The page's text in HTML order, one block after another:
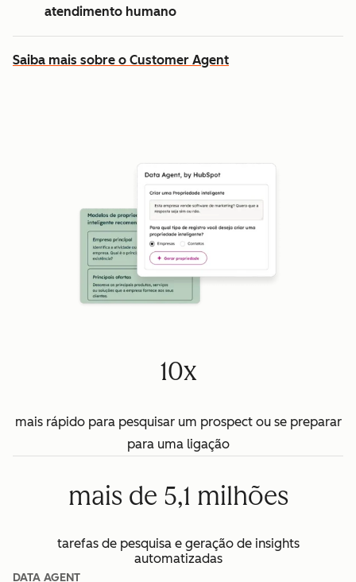
atendimento humano
Saiba mais sobre o Customer Agent
10x
mais rápido para pesquisar um prospect ou se preparar
para uma ligação
mais de 5,1 milhões
tarefas de pesquisa e geração de insights
automatizadas
DATA AGENT